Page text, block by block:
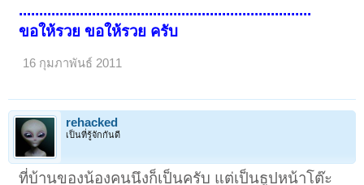
........................................................................
ขอให้รวย ขอให้รวย ครับ
16 กุมภาพันธ์ 2011
rehacked
เป็นที่รู้จักกันดี
ที่บ้านของน้องคนนึงก็เป็นครับ แต่เป็นธูปหน้าโต๊ะ